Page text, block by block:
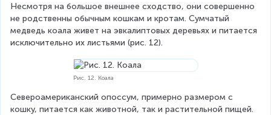
Несмотря на большое внешнее сходство, они совершенно
не родственны обычным кошкам и кротам. Сумчатый
медведь коала живет на эвкалиптовых деревьях и питается
исключительно их листьями (рис. 12).
Рис. 12. Коала
Североамериканский опоссум, примерно размером с
кошку, питается как животной, так и растительной пищей.